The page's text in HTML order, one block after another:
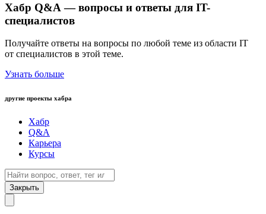
Хабр Q&A — вопросы и ответы для IT-
специалистов
Получайте ответы на вопросы по любой теме из области IT
от специалистов в этой теме.
Узнать больше
другие проекты хабра
Хабр
Q&A
Карьера
Курсы
Закрыть